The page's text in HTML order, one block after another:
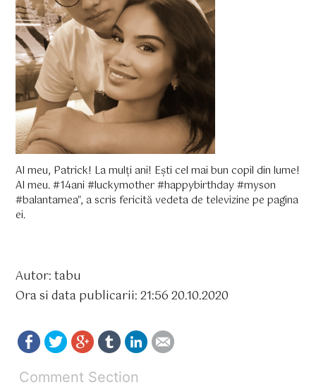
Al meu, Patrick! La mulți ani! Ești cel mai bun copil din lume!
Al meu. #14ani #luckymother #happybirthday #myson
#balantamea", a scris fericită vedeta de televizine pe pagina
ei.
Autor: tabu
Ora si data publicarii: 21:56 20.10.2020
Comment Section